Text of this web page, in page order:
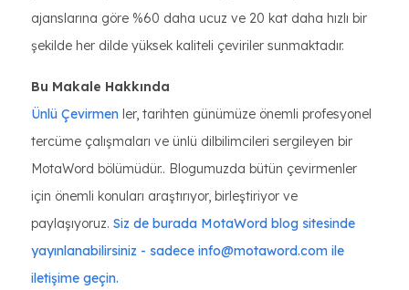
ajanslarına göre %60 daha ucuz ve 20 kat daha hızlı bir
şekilde her dilde yüksek kaliteli çeviriler sunmaktadır.
Bu Makale Hakkında
Ünlü Çevirmen ler, tarihten günümüze önemli profesyonel
tercüme çalışmaları ve ünlü dilbilimcileri sergileyen bir
MotaWord bölümüdür.. Blogumuzda bütün çevirmenler
için önemli konuları araştırıyor, birleştiriyor ve
paylaşıyoruz. Siz de burada MotaWord blog sitesinde
yayınlanabilirsiniz - sadece info@motaword.com ile
iletişime geçin.